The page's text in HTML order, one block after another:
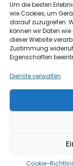
Um die besten
wie Cookies, um
darauf zuzugreifen.
können wir Daten
dieser Website
Zustimmung
Eigenschaften
Dienste verwalten
Cookie-
News
Über mich
Kontakt
Kostenlose
Termin buchen
Kontaktieren
Impressum &
Powered by